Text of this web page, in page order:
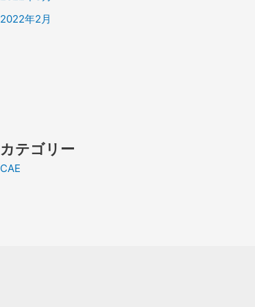
2022年2月
カテゴリー
CAE